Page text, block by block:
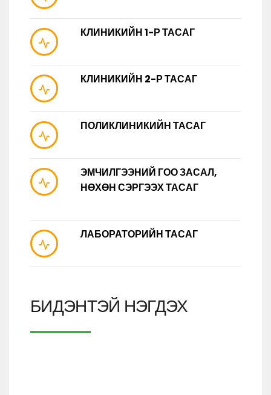
КЛИНИКИЙН 1-Р ТАСАГ
КЛИНИКИЙН 2-Р ТАСАГ
ПОЛИКЛИНИКИЙН ТАСАГ
ЭМЧИЛГЭЭНИЙ ГОО ЗАСАЛ,
НӨХӨН СЭРГЭЭХ ТАСАГ
ЛАБОРАТОРИЙН ТАСАГ
БИДЭНТЭЙ НЭГДЭХ